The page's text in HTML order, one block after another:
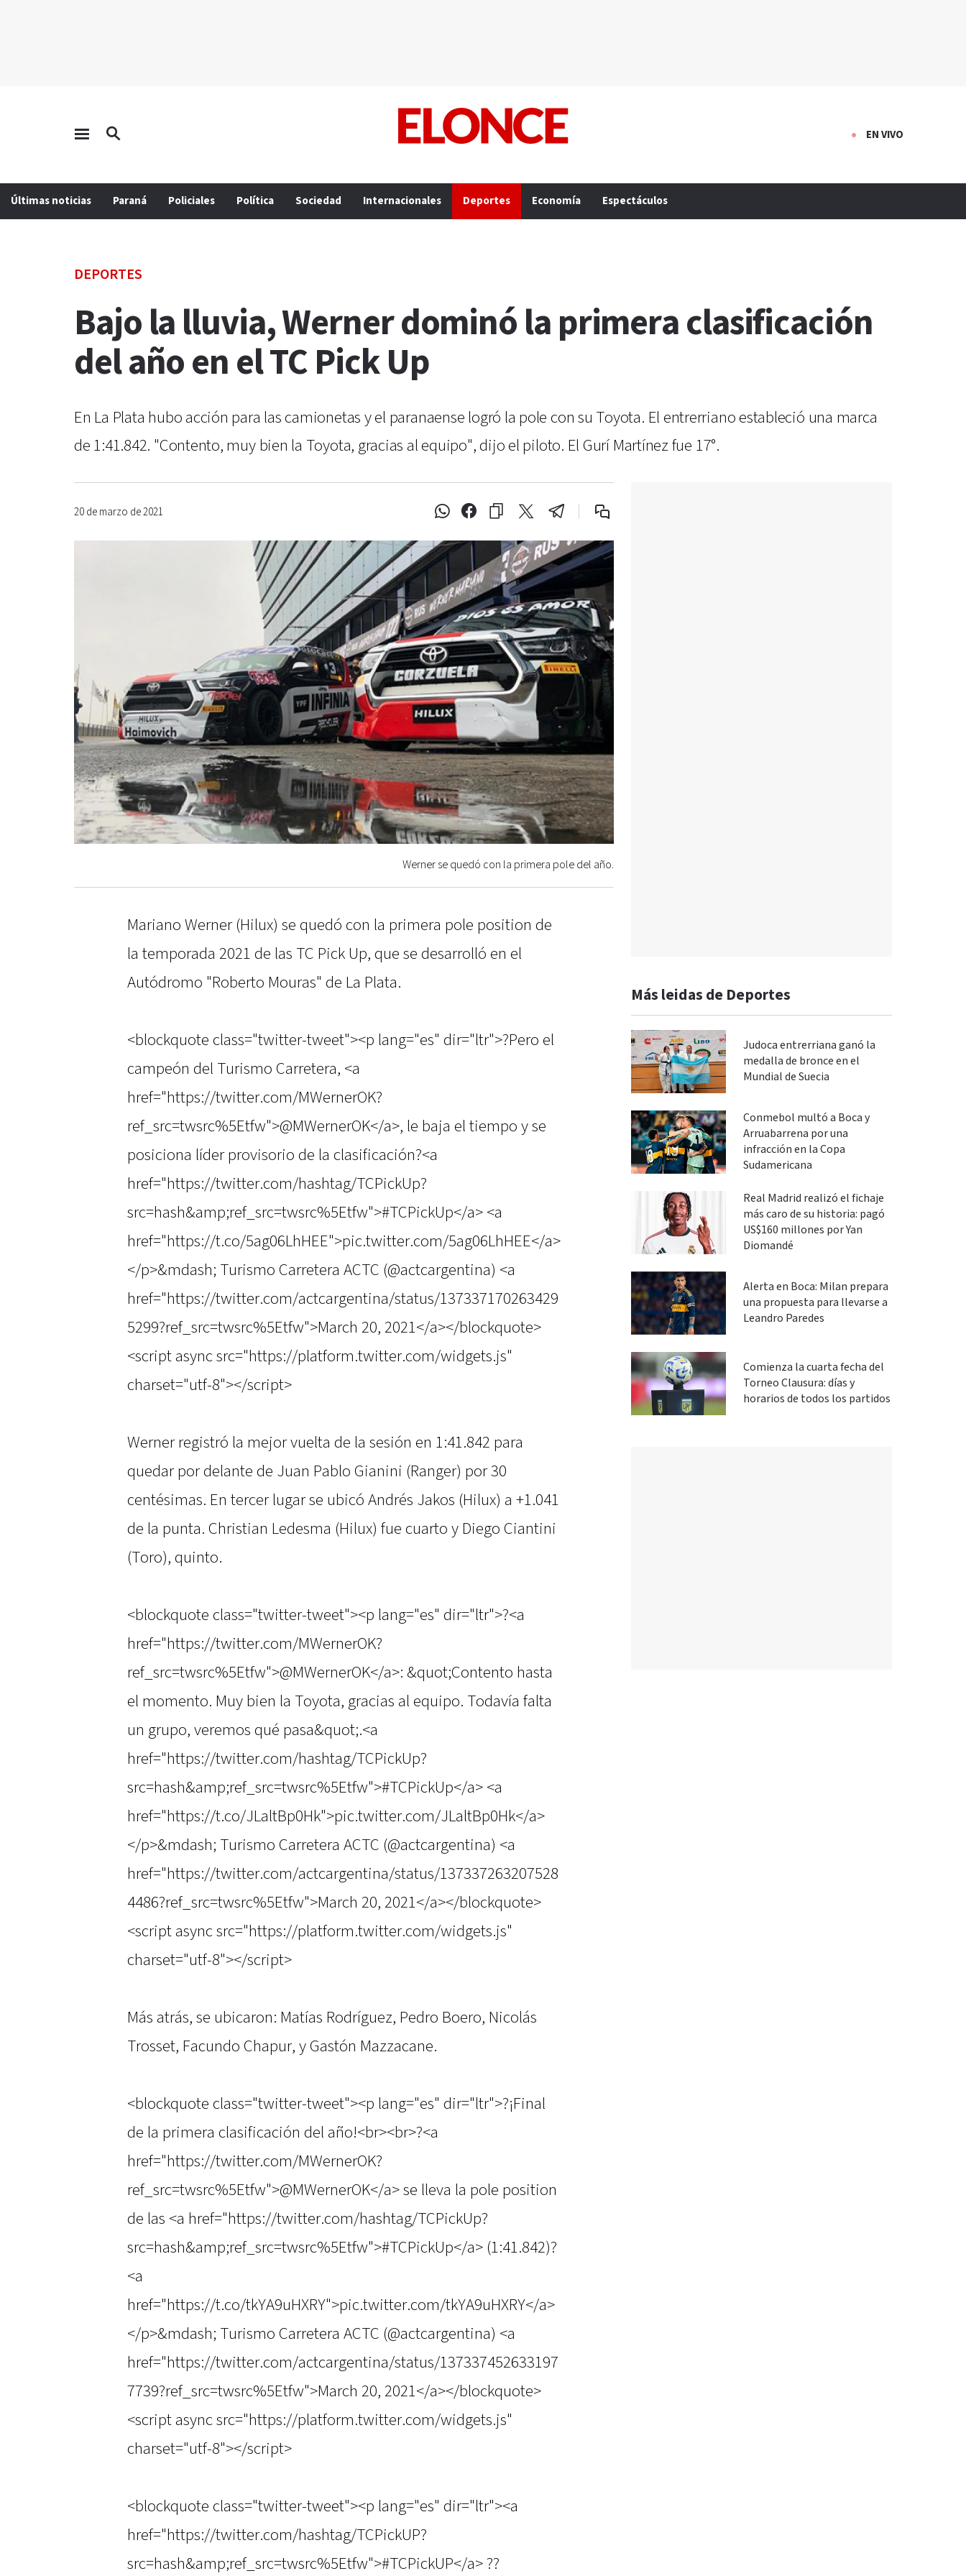
EN VIVO
Últimas noticias Paraná Policiales Política Sociedad Internacionales Deportes Economía Espectáculos
DEPORTES
Bajo la lluvia, Werner dominó la primera clasificación
del año en el TC Pick Up
En La Plata hubo acción para las camionetas y el paranaense logró la pole con su Toyota. El entrerriano estableció una marca
de 1:41.842. "Contento, muy bien la Toyota, gracias al equipo", dijo el piloto. El Gurí Martínez fue 17°.
20 de marzo de 2021
Werner se quedó con la primera pole del año.
Mariano Werner (Hilux) se quedó con la primera pole position de
la temporada 2021 de las TC Pick Up, que se desarrolló en el
Autódromo "Roberto Mouras" de La Plata.
<blockquote class="twitter-tweet"><p lang="es" dir="ltr">?Pero el
campeón del Turismo Carretera, <a
href="https://twitter.com/MWernerOK?
ref_src=twsrc%5Etfw">@MWernerOK</a>, le baja el tiempo y se
posiciona líder provisorio de la clasificación?<a
href="https://twitter.com/hashtag/TCPickUp?
src=hash&amp;ref_src=twsrc%5Etfw">#TCPickUp</a> <a
href="https://t.co/5ag06LhHEE">pic.twitter.com/5ag06LhHEE</a>
</p>&mdash; Turismo Carretera ACTC (@actcargentina) <a
href="https://twitter.com/actcargentina/status/137337170263429
5299?ref_src=twsrc%5Etfw">March 20, 2021</a></blockquote>
<script async src="https://platform.twitter.com/widgets.js"
charset="utf-8"></script>
Werner registró la mejor vuelta de la sesión en 1:41.842 para
quedar por delante de Juan Pablo Gianini (Ranger) por 30
centésimas. En tercer lugar se ubicó Andrés Jakos (Hilux) a +1.041
de la punta. Christian Ledesma (Hilux) fue cuarto y Diego Ciantini
(Toro), quinto.
<blockquote class="twitter-tweet"><p lang="es" dir="ltr">?<a
href="https://twitter.com/MWernerOK?
ref_src=twsrc%5Etfw">@MWernerOK</a>: &quot;Contento hasta
el momento. Muy bien la Toyota, gracias al equipo. Todavía falta
un grupo, veremos qué pasa&quot;.<a
href="https://twitter.com/hashtag/TCPickUp?
src=hash&amp;ref_src=twsrc%5Etfw">#TCPickUp</a> <a
href="https://t.co/JLaltBp0Hk">pic.twitter.com/JLaltBp0Hk</a>
</p>&mdash; Turismo Carretera ACTC (@actcargentina) <a
href="https://twitter.com/actcargentina/status/137337263207528
4486?ref_src=twsrc%5Etfw">March 20, 2021</a></blockquote>
<script async src="https://platform.twitter.com/widgets.js"
charset="utf-8"></script>
Más atrás, se ubicaron: Matías Rodríguez, Pedro Boero, Nicolás
Trosset, Facundo Chapur, y Gastón Mazzacane.
<blockquote class="twitter-tweet"><p lang="es" dir="ltr">?¡Final
de la primera clasificación del año!<br><br>?<a
href="https://twitter.com/MWernerOK?
ref_src=twsrc%5Etfw">@MWernerOK</a> se lleva la pole position
de las <a href="https://twitter.com/hashtag/TCPickUp?
src=hash&amp;ref_src=twsrc%5Etfw">#TCPickUp</a> (1:41.842)?
<a
href="https://t.co/tkYA9uHXRY">pic.twitter.com/tkYA9uHXRY</a>
</p>&mdash; Turismo Carretera ACTC (@actcargentina) <a
href="https://twitter.com/actcargentina/status/137337452633197
7739?ref_src=twsrc%5Etfw">March 20, 2021</a></blockquote>
<script async src="https://platform.twitter.com/widgets.js"
charset="utf-8"></script>
<blockquote class="twitter-tweet"><p lang="es" dir="ltr"><a
href="https://twitter.com/hashtag/TCPickUP?
src=hash&amp;ref_src=twsrc%5Etfw">#TCPickUP</a> ??
Más leidas de Deportes
Judoca entrerriana ganó la
medalla de bronce en el
Mundial de Suecia
Conmebol multó a Boca y
Arruabarrena por una
infracción en la Copa
Sudamericana
Real Madrid realizó el fichaje
más caro de su historia: pagó
US$160 millones por Yan
Diomandé
Alerta en Boca: Milan prepara
una propuesta para llevarse a
Leandro Paredes
Comienza la cuarta fecha del
Torneo Clausura: días y
horarios de todos los partidos